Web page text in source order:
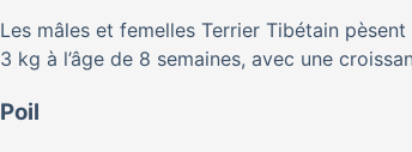
Les mâles et femelles Terrier Tibétain
3 kg à l’âge de 8 semaines, avec une
Poil